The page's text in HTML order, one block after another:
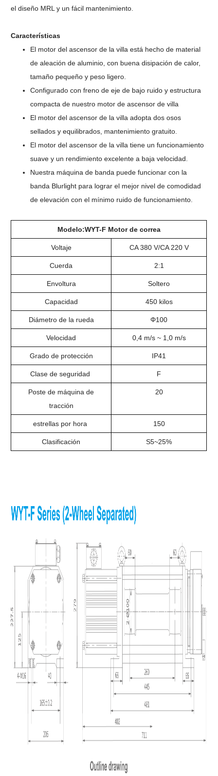
el diseño MRL y un fácil mantenimiento.
Características
El motor del ascensor de la villa está hecho de material
de aleación de aluminio, con buena disipación de calor,
tamaño pequeño y peso ligero.
Configurado con freno de eje de bajo ruido y estructura
compacta de nuestro motor de ascensor de villa
El motor del ascensor de la villa adopta dos osos
sellados y equilibrados, mantenimiento gratuito.
El motor del ascensor de la villa tiene un funcionamiento
suave y un rendimiento excelente a baja velocidad.
Nuestra máquina de banda puede funcionar con la
banda Blurlight para lograr el mejor nivel de comodidad
de elevación con el mínimo ruido de funcionamiento.
Modelo:WYT-F Motor de correa
Voltaje CA 380 V/CA 220 V
Cuerda 2:1
Envoltura Soltero
Capacidad 450 kilos
Diámetro de la rueda Φ100
Velocidad 0,4 m/s ~ 1,0 m/s
Grado de protección IP41
Clase de seguridad F
Poste de máquina de
tracción
20
estrellas por hora 150
Clasificación S5~25%